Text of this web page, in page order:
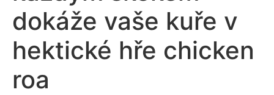
dokáže vaše kuře v
hektické hře chicken
roa